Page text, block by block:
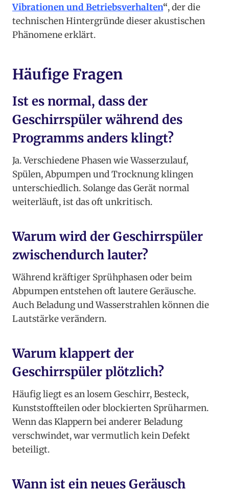
Vibrationen und Betriebsverhalten“, der die
technischen Hintergründe dieser akustischen
Phänomene erklärt.
Häufige Fragen
Ist es normal, dass der
Geschirrspüler während des
Programms anders klingt?
Ja. Verschiedene Phasen wie Wasserzulauf,
Spülen, Abpumpen und Trocknung klingen
unterschiedlich. Solange das Gerät normal
weiterläuft, ist das oft unkritisch.
Warum wird der Geschirrspüler
zwischendurch lauter?
Während kräftiger Sprühphasen oder beim
Abpumpen entstehen oft lautere Geräusche.
Auch Beladung und Wasserstrahlen können die
Lautstärke verändern.
Warum klappert der
Geschirrspüler plötzlich?
Häufig liegt es an losem Geschirr, Besteck,
Kunststoffteilen oder blockierten Sprüharmen.
Wenn das Klappern bei anderer Beladung
verschwindet, war vermutlich kein Defekt
beteiligt.
Wann ist ein neues Geräusch